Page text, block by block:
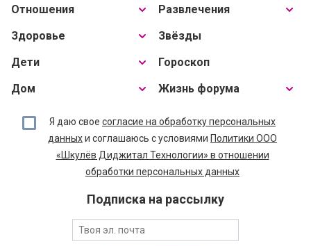
Отношения
Здоровье
Дети
Дом
Развлечения
Звёзды
Гороскоп
Жизнь форума
Я даю свое согласие на обработку персональных
данныхи соглашаюсь с условиями Политики ООО
«Шкулёв Диджитал Технологии» в отношении
обработки персональных данных
Подписка на рассылку